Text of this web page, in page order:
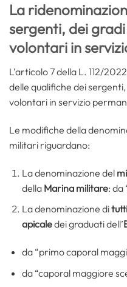
La
sergenti, dei
volontari in
L’articolo 7 della L. 112/
delle qualifiche dei
volontari in servizio
Le modifiche della
militari riguardano:
La denominazione del
della Marina militare: da
La denominazione di
apicaledei graduati dell’
da “primo caporal
da “caporal maggiore